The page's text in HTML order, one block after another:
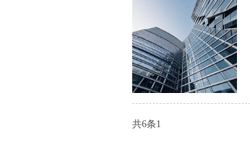
共6条1